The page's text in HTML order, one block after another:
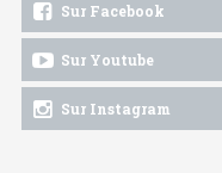
Sur Facebook
Sur Youtube
Sur Instagram